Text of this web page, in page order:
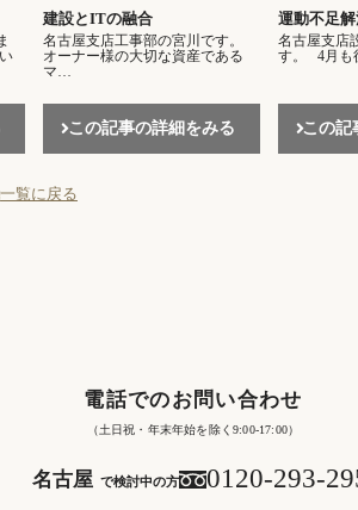
建設とITの融合
名古屋支店工事部の宮川です。
オーナー様の大切な資産である
マ…
この記事の詳細をみる
運動不足
名古屋支店
す。 4月も
この記
一覧に戻る
電話でのお問い合わせ
（土日祝・年末年始を除く9:00-17:00）
名古屋 で検討中の方 0120-293-